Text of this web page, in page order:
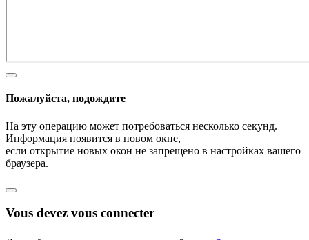
Пожалуйста, подождите
На эту операцию может потребоваться несколько секунд.
Информация появится в новом окне,
если открытие новых окон не запрещено в настройках вашего
браузера.
Vous devez vous connecter